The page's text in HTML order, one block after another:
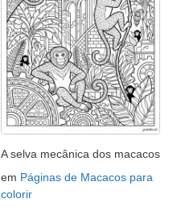
A selva mecânica dos macacos
em Páginas de Macacos para
colorir